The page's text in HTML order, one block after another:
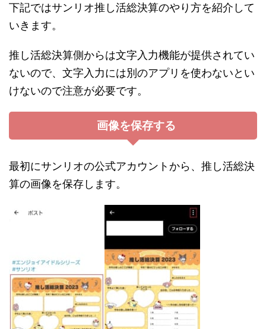
下記ではサンリオ推し活総決算のやり方を紹介して
いきます。
推し活総決算側からは文字入力機能が提供されてい
ないので、文字入力には別のアプリを使わないとい
けないので注意が必要です。
画像を保存する
最初にサンリオの公式アカウントから、推し活総決
算の画像を保存します。